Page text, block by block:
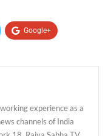
Google+
experience as a
channels of India